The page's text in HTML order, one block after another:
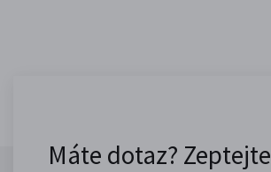
Máte dotaz?